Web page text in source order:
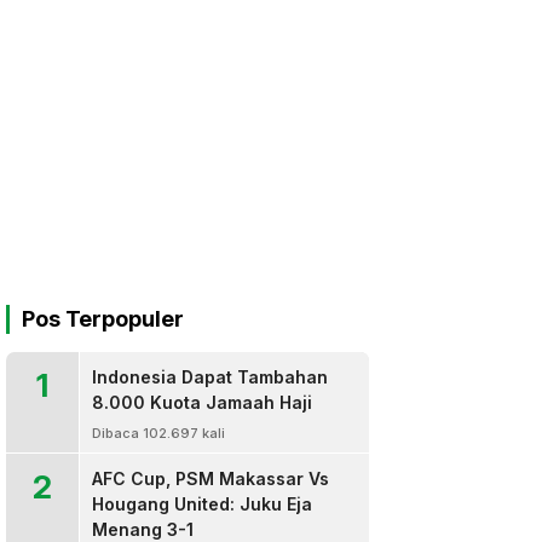
Pos Terpopuler
1
Indonesia Dapat Tambahan
8.000 Kuota Jamaah Haji
Dibaca 102.697 kali
2
AFC Cup, PSM Makassar Vs
Hougang United: Juku Eja
Menang 3-1